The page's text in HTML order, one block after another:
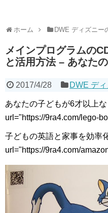
ホーム DWE ディズニー
メインプログラムの
と活用方法 – あなた
2017/4/28 DWE デ
あなたの子どもが6才以上
url="https://9ra4.com/lego-
子どもの英語と家事を効率
url="https://9ra4.com/